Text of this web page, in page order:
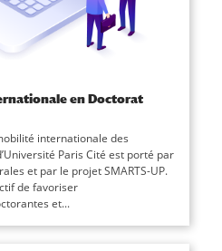
en Doctorat
internationale des
Paris Cité est porté par
et par le projet SMARTS-UP.
de favoriser
et...